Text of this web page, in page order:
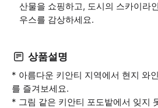
산물을 쇼핑하고, 도시의 스카이라
우스를 감상하세요.
상품설명
* 아름다운 키안티 지역에서 현지 와
를 즐겨보세요.
* 그림 같은 키안티 포도밭에서 잊지